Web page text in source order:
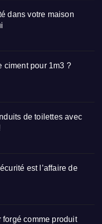
dans votre maison
ciment pour 1m3 ?
de toilettes avec
est l’affaire de
forgé comme produit